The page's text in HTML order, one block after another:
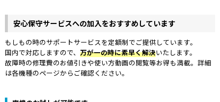
安心保守サービスへの加入をおすすめしています
もしもの時のサポートサービスを定額制でご提供しています。
国内で対応しますので、 万が一の時に素早く解決いたします。
故障時の修理費のお値引きや使い方動画の閲覧等お得も満載。詳細
は各機種のページからご確認ください。